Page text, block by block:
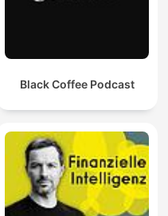
Black Coffee Podcast